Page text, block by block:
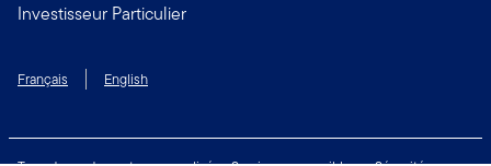
Investisseur Particulier
Français English